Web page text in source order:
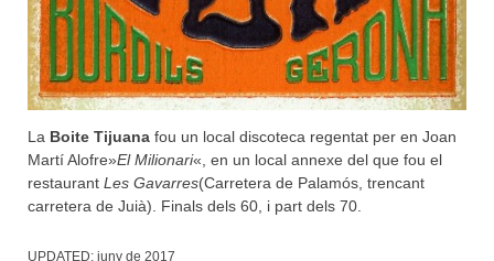
La Boite Tijuana fou un local discoteca regentat per en Joan
Martí Alofre»El Milionari«, en un local annexe del que fou el
restaurant Les Gavarres(Carretera de Palamós, trencant
carretera de Juià). Finals dels 60, i part dels 70.
UPDATED: juny de 2017